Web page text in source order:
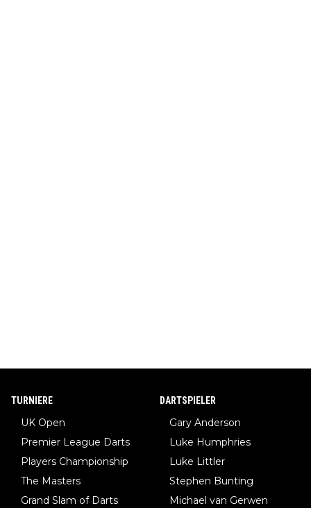
TURNIERE
UK Open
Premier League Darts
Players Championship
The Masters
Grand Slam of Darts
DARTSPIELER
Gary Anderson
Luke Humphries
Luke Littler
Stephen Bunting
Michael van Gerwen